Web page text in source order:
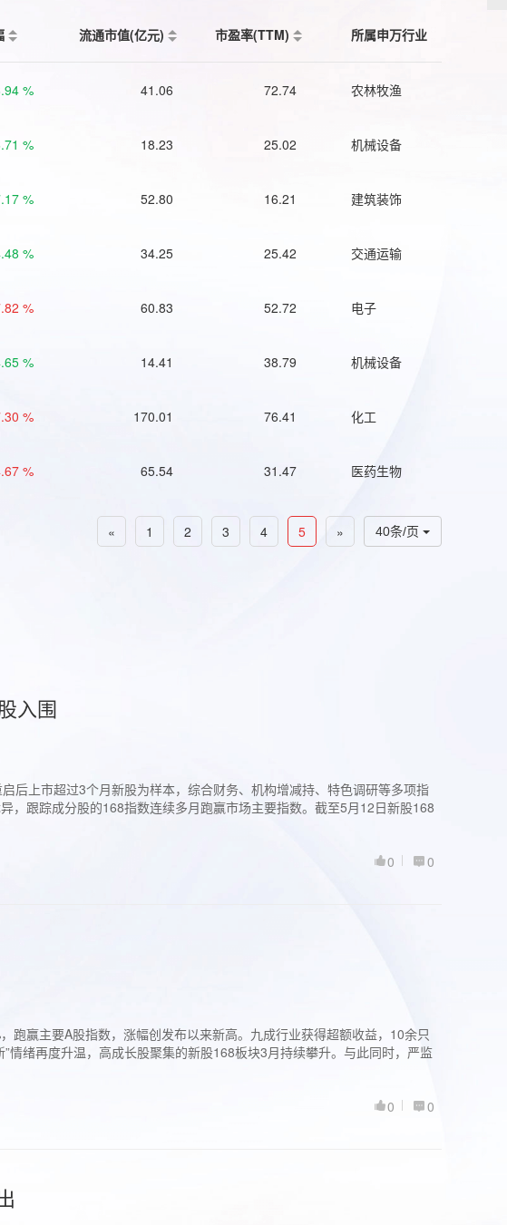
流通市值(亿元) 市盈率(TTM) 所属申万行业
% 41.06 72.74 农林牧渔
% 18.23 25.02 机械设备
% 52.80 16.21 建筑装饰
% 34.25 25.42 交通运输
% 60.83 52.72 电子
% 14.41 38.79 机械设备
% 170.01 76.41 化工
% 65.54 31.47 医药生物
40条/页
« 1 2 3 4 5 »
入围
后上市超过3个月新股为样本，综合财务、机构增减持、特色调研等多项指
，跟踪成分股的168指数连续多月跑赢市场主要指数。截至5月12日新股168
0
0
赢主要A股指数，涨幅创发布以来新高。九成行业获得超额收益，10余只
绪再度升温，高成长股聚集的新股168板块3月持续攀升。与此同时，严监
0
0